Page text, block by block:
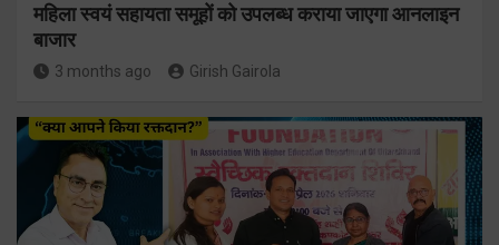
महिला स्वयं सहायता समूहों को उपलब्ध कराया जाएगा आनलाइन
बाजार
3 months ago Girish Gairola